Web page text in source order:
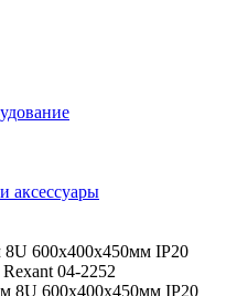
аксессуары
600х400х450мм IP20
04-2252